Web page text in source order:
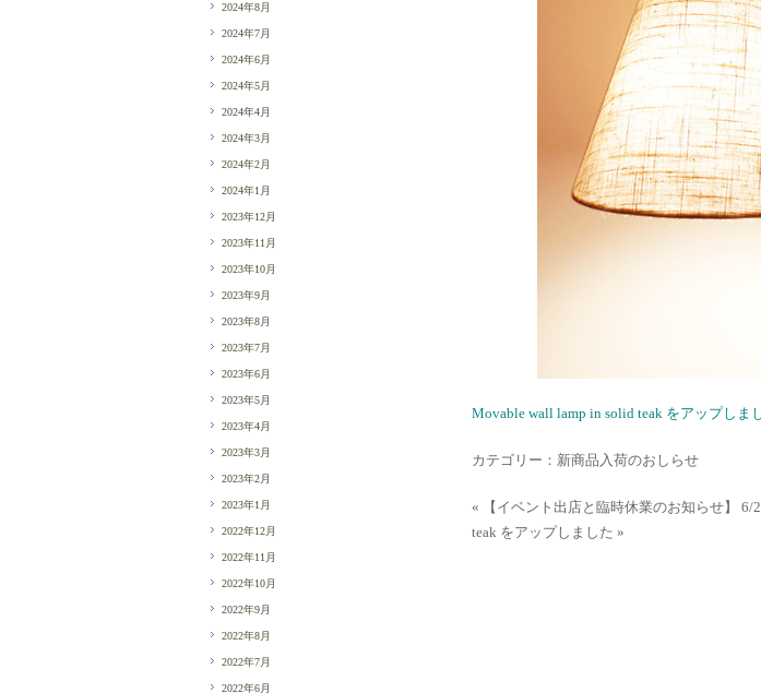
Movable wall lamp in solid teak をアップしま
カテゴリー：新商品入荷のおしらせ
« 【イベント出店と臨時休業のお知らせ】 6/
teak をアップしました »
2024年8月
2024年7月
2024年6月
2024年5月
2024年4月
2024年3月
2024年2月
2024年1月
2023年12月
2023年11月
2023年10月
2023年9月
2023年8月
2023年7月
2023年6月
2023年5月
2023年4月
2023年3月
2023年2月
2023年1月
2022年12月
2022年11月
2022年10月
2022年9月
2022年8月
2022年7月
2022年6月